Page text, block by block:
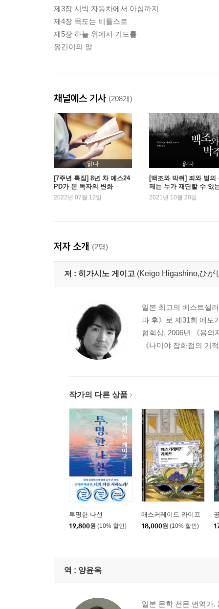
제3장 시빅 자동차에서 아침까지
제4장 묵도는 비틀스로
제5장 하늘 위에서 기도를
옮긴이의 말
채널예스 기사 (208개)
읽다
[7주년 특집] 8년 차 예스24
PD가 본 독자의 변화
2022년 07월 12일
읽다
[백조와 박쥐] 죄와 벌의
제는 누가 재단할 수 있
2021년 10월 20일
저자 소개 (2명)
저 : 히가시노 게이고 (Keigo Higashino,ひが
일본 최고의 베스트셀
과 후》로 제31회 에도
협회상, 2006년 《용의
《나미야 잡화점의 기
작가의 다른 상품
투명한 나선
19,800원 (10% 할인)
매스커레이드 라이프
18,000원 (10% 할인)
역 : 양윤옥
일본 문학 전문 번역가.